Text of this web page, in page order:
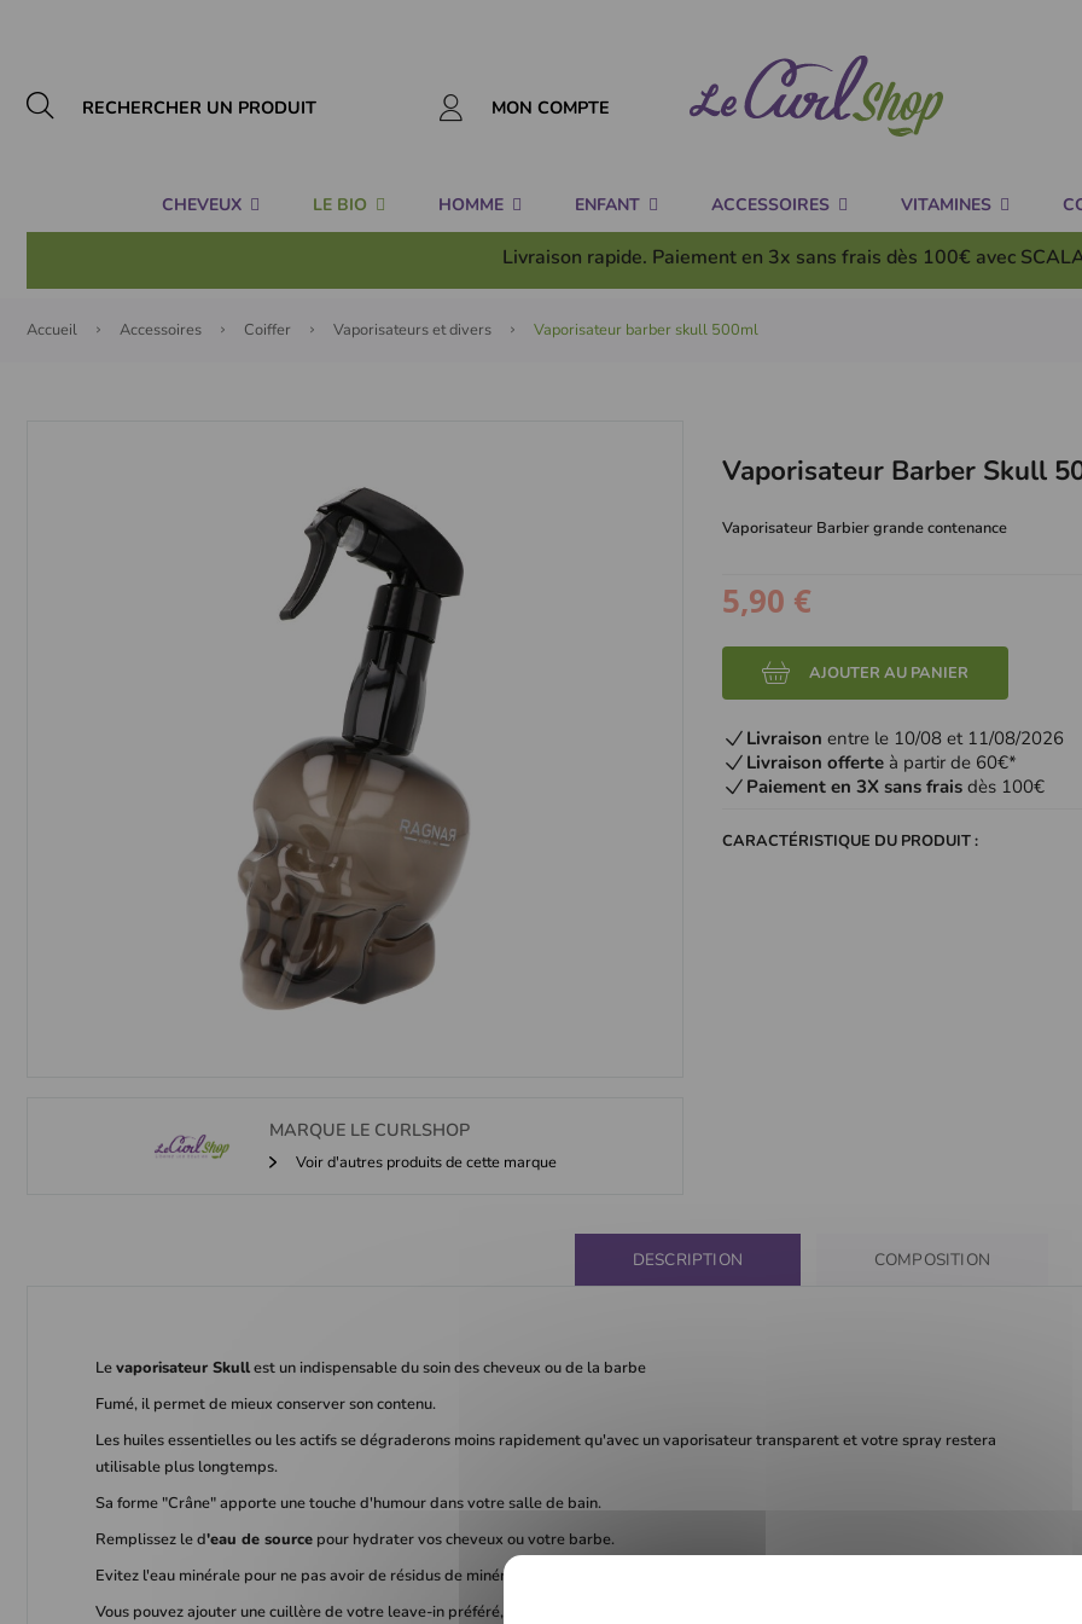
MON COMPTE
CHEVEUX LE BIO HOMME ENFANT ACCESSOIRES VITAMINES
Livraison rapide. Paiement en 3x sans frais dès 100€ avec
Accueil Accessoires Coiffer Vaporisateurs et divers Vaporisateur barber skull 500ml
MARQUE LE CURLSHOP
Voir d'autres produits de cette marque
Vaporisateur Barber Skull
Vaporisateur Barbier grande contenance
5,90 €
AJOUTER AU PANIER
Livraison entre le 10/08 et 11/08/2026
Livraison offerte à partir de 60€*
Paiement en 3X sans frais dès 100€
CARACTÉRISTIQUE DU PRODUIT :
DESCRIPTION COMPOSITION
Levaporisateur Skullest un indispensable du soin des cheveux ou de la barbe
Fumé, il permet de mieux conserver son contenu.
Les huiles essentielles ou les actifs se dégraderons moins rapidement qu'avec un vaporisateur transparent et votre spray restera
utilisable plus longtemps.
Sa forme "Crâne" apporte une touche d'humour dans votre salle de bain.
Remplissez le d'eau de source pour hydrater vos cheveux ou votre barbe.
Evitez l'eau minérale pour ne pas avoir de résidus de minéraux (calcaire/calcium) dans les cheveux
Vous pouvez ajouter une cuillère de votre leave-in préféré, du jus d'aloé vera ou tout produit humectant fluide.